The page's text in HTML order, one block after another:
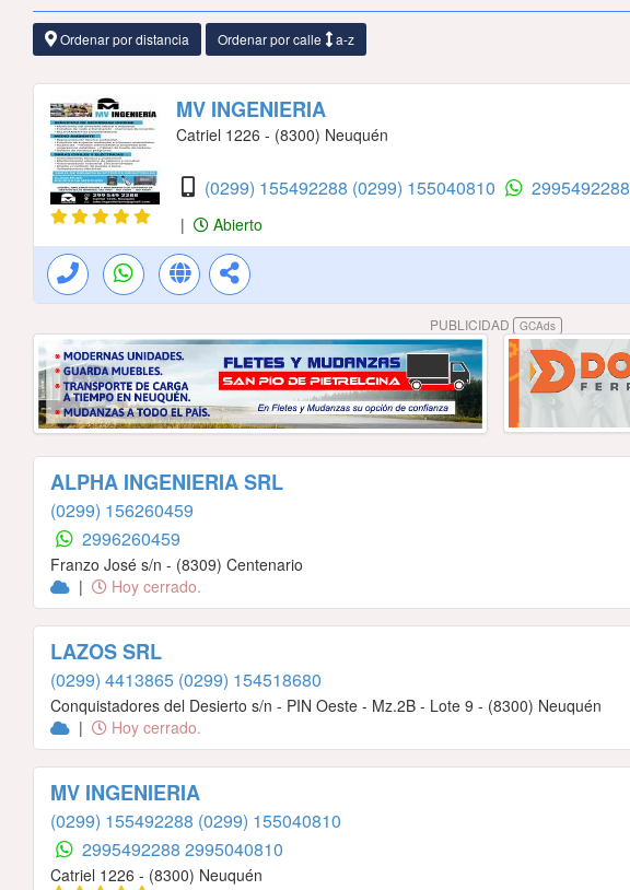
Ordenar por distancia Ordenar por calle a-z
MV INGENIERIA
Catriel 1226 - (8300) Neuquén
(0299) 155492288 (0299) 155040810 2995492288
| Abierto
PUBLICIDAD GCAds
ALPHA INGENIERIA SRL
(0299) 156260459
2996260459
Franzo José s/n - (8309) Centenario
|
Hoy cerrado.
LAZOS SRL
(0299) 4413865 (0299) 154518680
Conquistadores del Desierto s/n - PIN Oeste - Mz.2B - Lote 9 - (8300) Neuquén
|
Hoy cerrado.
MV INGENIERIA
(0299) 155492288 (0299) 155040810
2995492288 2995040810
Catriel 1226 - (8300) Neuquén